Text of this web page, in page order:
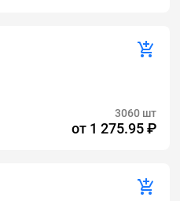
3060 шт
от 1 275.95 ₽